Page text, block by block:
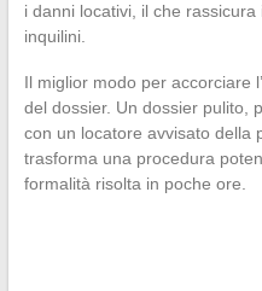
i danni locativi, il che
inquilini.
Il miglior modo per accorciare
del dossier. Un dossier pulito,
con un locatore avvisato della
trasforma una procedura
formalità risolta in poche ore.